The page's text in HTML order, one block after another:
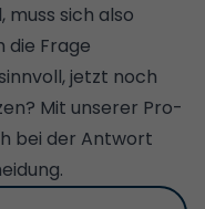
muss sich also
die Frage
jetzt noch
Mit unserer Pro-
bei der Antwort